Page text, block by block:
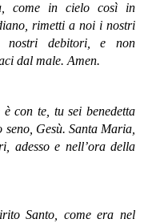
come in cielo così in
rimetti a noi i nostri
debitori, e non
dal male. Amen.
con te, tu sei benedetta
seno, Gesù. Santa Maria,
adesso e nell’ora della
Santo, come era nel